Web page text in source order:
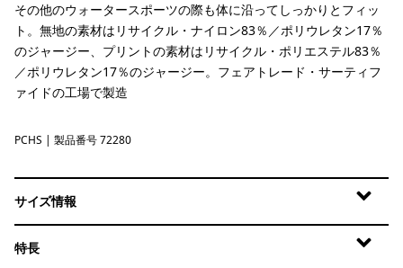
その他のウォータースポーツの際も体に沿ってしっかりとフィッ
ト。無地の素材はリサイクル・ナイロン83％／ポリウレタン17％
のジャージー、プリントの素材はリサイクル・ポリエステル83％
／ポリウレタン17％のジャージー。フェアトレード・サーティフ
ァイドの工場で製造
Peach Sherbet
PCHS | 製品番号 72280
サイズ情報
特長